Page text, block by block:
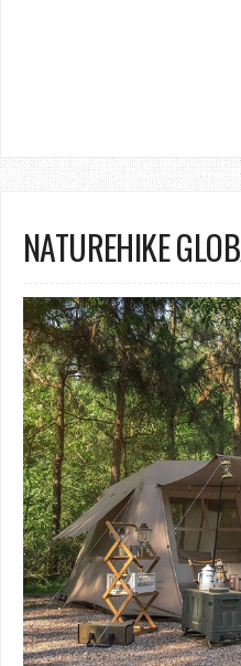
NATUREHIKE